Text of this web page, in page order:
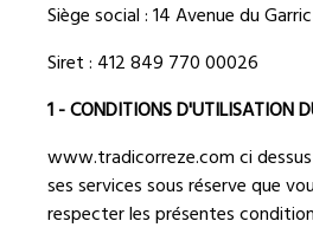
Siège social : 14 Avenue du
Siret : 412 849 770 00026
1 - CONDITIONS D'UTILISATION
www.tradicorreze.com ci
ses services sous réserve que
respecter les présentes